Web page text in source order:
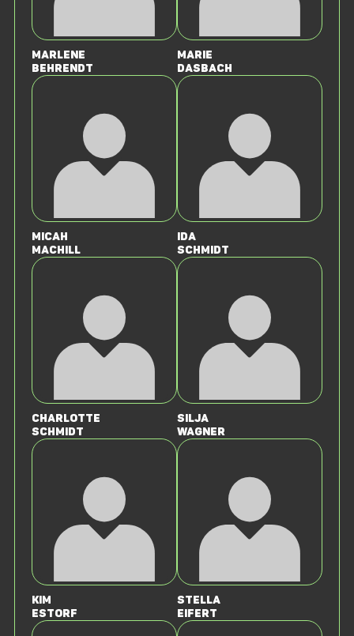
Marlene
Behrendt
Marie
Dasbach
Micah
Machill
Ida
Schmidt
Charlotte
Schmidt
Silja
Wagner
Kim
Estorf
Stella
Eifert